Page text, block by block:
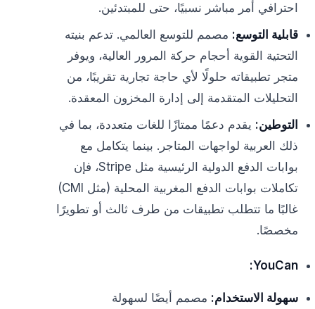
احترافي أمر مباشر نسبيًا، حتى للمبتدئين.
قابلية التوسع: مصمم للتوسع العالمي. تدعم بنيته
التحتية القوية أحجام حركة المرور العالية، ويوفر
متجر تطبيقاته حلولًا لأي حاجة تجارية تقريبًا، من
التحليلات المتقدمة إلى إدارة المخزون المعقدة.
التوطين: يقدم دعمًا ممتازًا للغات متعددة، بما في
ذلك العربية لواجهات المتاجر. بينما يتكامل مع
بوابات الدفع الدولية الرئيسية مثل Stripe، فإن
تكاملات بوابات الدفع المغربية المحلية (مثل CMI)
غالبًا ما تتطلب تطبيقات من طرف ثالث أو تطويرًا
مخصصًا.
YouCan:
سهولة الاستخدام: مصمم أيضًا لسهولة